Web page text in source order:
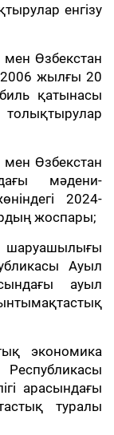
енгізу
мен Өзбекстан
2006 жылғы 20
қатынасы
толықтырулар
мен Өзбекстан
мәдени-
2024-
жоспары;
шаруашылығы
Ауыл
ауыл
экономика
арасындағы
туралы